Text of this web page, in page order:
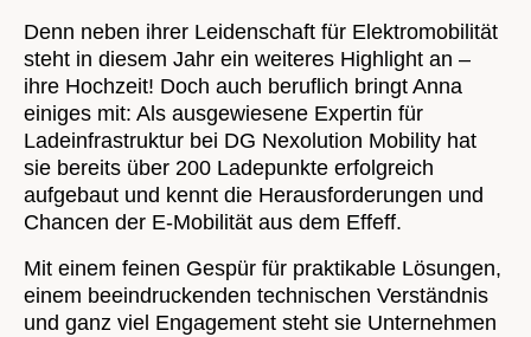
Denn neben ihrer Leidenschaft für Elektromobilität
steht in diesem Jahr ein weiteres Highlight an –
ihre Hochzeit! Doch auch beruflich bringt Anna
einiges mit: Als ausgewiesene Expertin für
Ladeinfrastruktur bei DG Nexolution Mobility hat
sie bereits über 200 Ladepunkte erfolgreich
aufgebaut und kennt die Herausforderungen und
Chancen der E-Mobilität aus dem Effeff.
Mit einem feinen Gespür für praktikable Lösungen,
einem beeindruckenden technischen Verständnis
und ganz viel Engagement steht sie Unternehmen